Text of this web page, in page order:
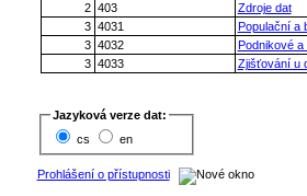
2 403
Zdroje dat
3 4031
Populační a
3 4032
Podnikové
3 4033
Zjišťování u
Jazyková verze dat:
cs
en
Prohlášení o přístupnosti